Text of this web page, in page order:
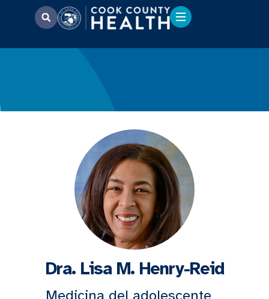
Dra. Lisa M. Henry-Reid
Medicina del adolescente